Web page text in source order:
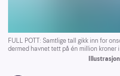
FULL POTT: Samtlige tall gikk inn for
dermed havnet tett på én million kroner